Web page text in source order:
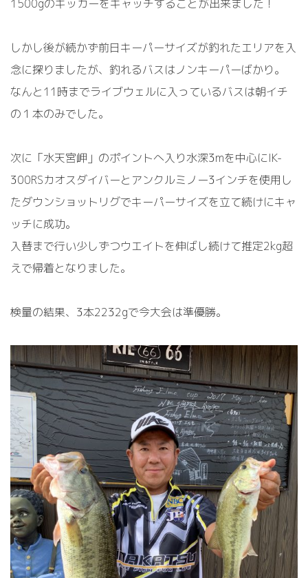
1500gのキッカーをキャッチすることが出来ました！
しかし後が続かず前日キーパーサイズが釣れたエリアを入
念に探りましたが、釣れるバスはノンキーパーばかり。
なんと11時までライブウェルに入っているバスは朝イチ
の１本のみでした。
次に「水天宮岬」のポイントへ入り水深3mを中心にIK-
300RSカオスダイバーとアンクルミノー3インチを使用し
たダウンショットリグでキーパーサイズを立て続けにキャ
ッチに成功。
入替まで行い少しずつウエイトを伸ばし続けて推定2kg超
えで帰着となりました。
検量の結果、3本2232gで今大会は準優勝。